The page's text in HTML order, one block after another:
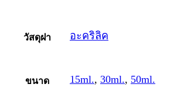
วัสดุฝา อะคริลิค
ขนาด 15ml., 30ml., 50ml.